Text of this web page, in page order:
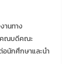
านทาง
คณบดีคณะ
อนักศึกษาและนำ